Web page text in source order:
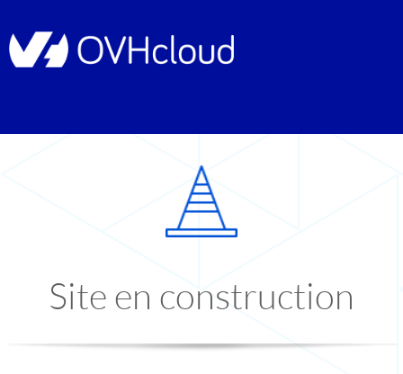
Site en construction